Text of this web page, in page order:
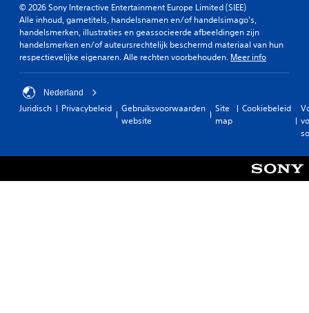
© 2026 Sony Interactive Entertainment Europe Limited (SIEE)
Alle inhoud, gametitels, handelsnamen en/of handelsimago's,
handelsmerken, illustraties en geassocieerde afbeeldingen zijn
handelsmerken en/of auteursrechtelijk beschermd materiaal van hun
respectievelijke eigenaren. Alle rechten voorbehouden. Meer info
Nederland
Juridisch Privacybeleid
Gebruiksvoorwaarden
website
Site
map
Cookiebeleid